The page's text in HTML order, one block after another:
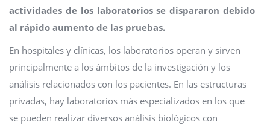
actividades de los laboratorios se dispararon debido
al rápido aumento de las pruebas.
En hospitales y clínicas, los laboratorios operan y sirven
principalmente a los ámbitos de la investigación y los
análisis relacionados con los pacientes. En las estructuras
privadas, hay laboratorios más especializados en los que
se pueden realizar diversos análisis biológicos con